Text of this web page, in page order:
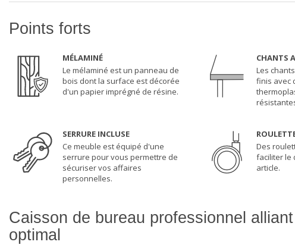
Points forts
MÉLAMINÉ
Le mélaminé est un panneau de
bois dont la surface est décorée
d'un papier imprégné de résine.
CHANTS
Les
finis avec
SERRURE INCLUSE
Ce meuble est équipé d'une
serrure pour vous permettre de
sécuriser vos affaires
personnelles.
Des
faciliter le
article.
Caisson de bureau professionnel
optimal